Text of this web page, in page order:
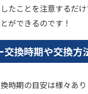
たことを注意するだ
ができるのです！
交換時期や交換方
時期の目安は様々あ